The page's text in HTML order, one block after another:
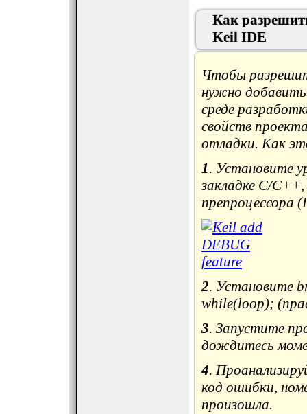
Как
Keil IDE
Чтобы
нужно
среде
свойств
отладки. Как
1. Установите
закладке C/
препроцессора
2. Установите
while(loop);
3. Запустите
дождитесь
4.
код ошибки,
произошла.